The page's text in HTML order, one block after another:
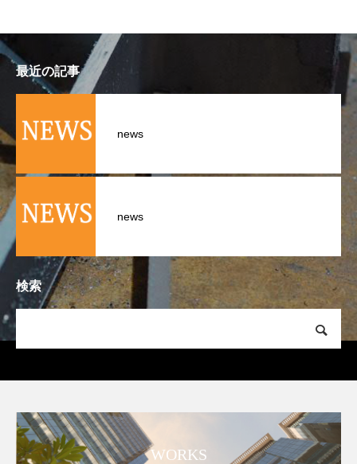
最近の記事
news
news
検索
WORKS